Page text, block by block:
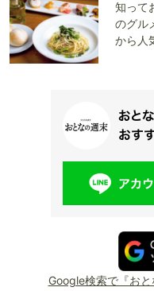
知って
のグル
から人
Google検索で『お